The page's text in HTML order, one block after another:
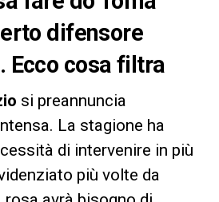
difensore
Ecco cosa filtra
si preannuncia
La stagione ha
di intervenire in più
più volte da